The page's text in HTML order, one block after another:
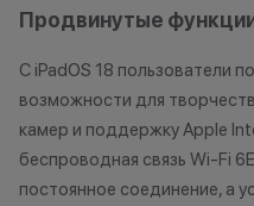
Продвинутые функции
С iPadOS 18 пользователи
возможности для
камер и поддержку Apple
беспроводная связь Wi-Fi
постоянное соединение, а